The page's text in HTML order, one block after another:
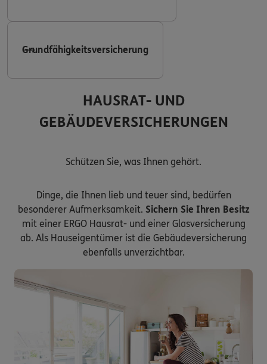
Grundfähigkeitsversicherung
HAUSRAT- UND
GEBÄUDEVERSICHERUNGEN
Schützen Sie, was Ihnen gehört.
Dinge, die Ihnen lieb und teuer sind, bedürfen
besonderer Aufmerksamkeit. Sichern Sie Ihren Besitz
mit einer ERGO Hausrat- und einer Glasversicherung
ab. Als Hauseigentümer ist die Gebäudeversicherung
ebenfalls unverzichtbar.